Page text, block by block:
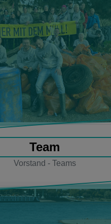
Team
Vorstand - Teams